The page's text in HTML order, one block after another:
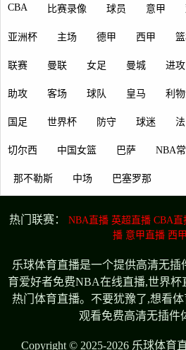
CBA 比赛录像 球员 意甲
亚洲杯 主场 德甲 西甲
联赛 曼联 女足 曼城 进攻
助攻 客场 球队 皇马 利
国足 世界杯 防守 球迷
切尔西 中国女篮 巴萨 NBA
那不勒斯 中场 巴塞罗那
热门联赛： NBA直播 英超直播 CBA直
播 意甲直播 西
乐球体育直播是一个提供高清无插
育爱好者免费NBA在线直播,世界
热门体育直播。不要犹豫了,想看
观看免费高清无插件
Copyright © 2025-2026 乐球体育